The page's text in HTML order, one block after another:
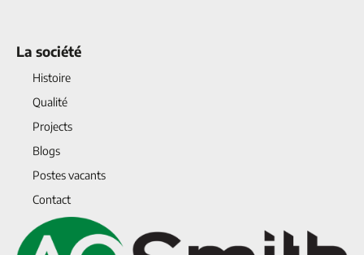
La société
Histoire
Qualité
Projects
Blogs
Postes vacants
Contact